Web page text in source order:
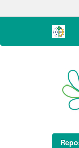
navigation